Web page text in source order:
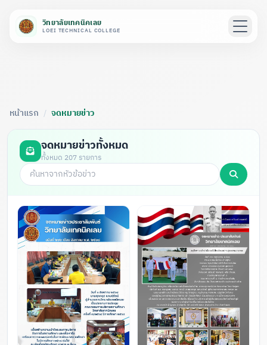
วิทยาลัยเทคนิคเลย
LOEI TECHNICAL COLLEGE
หน้าแรก / จดหมายข่าว
จดหมายข่าวทั้งหมด
ทั้งหมด 207 รายการ